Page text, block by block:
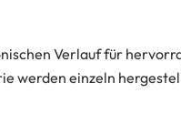
Verlauf für
werden einzeln